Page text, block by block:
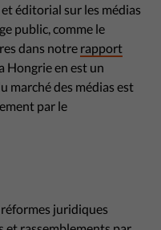
éditorial sur les médias
public, comme le
dans notre rapport
Hongrie en est un
marché des médias est
par le
juridiques